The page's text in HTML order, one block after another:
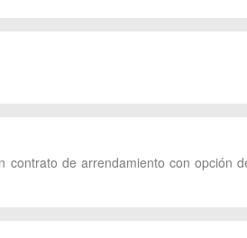
de arrendamiento con